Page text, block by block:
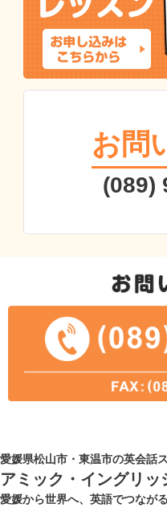
お問
(089)
愛媛県松山市・東温市の英会話
アミック・イングリッ
愛媛から世界へ、英語でつながる